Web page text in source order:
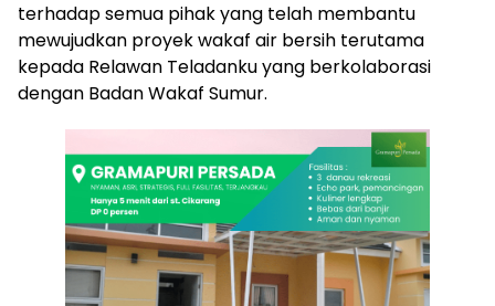
terhadap semua pihak yang telah membantu
mewujudkan proyek wakaf air bersih terutama
kepada Relawan Teladanku yang berkolaborasi
dengan Badan Wakaf Sumur.